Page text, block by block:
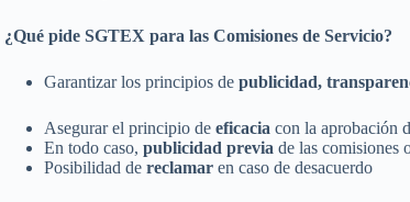
¿Qué pide SGTEX para las Comisiones de Servicio?
Garantizar los principios de publicidad,
Asegurar el principio de eficacia con la aprobación
En todo caso, publicidad previa de las comisiones
Posibilidad de reclamar en caso de desacuerdo